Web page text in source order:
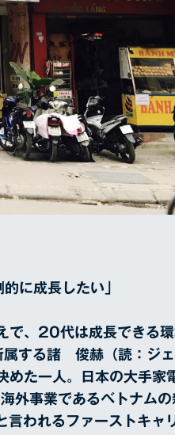
に成長したい」
で、20代は成長できる
する諸 俊赫（読：ジェ
めた一人。日本の大手家
外事業であるベトナムの
われるファーストキャ